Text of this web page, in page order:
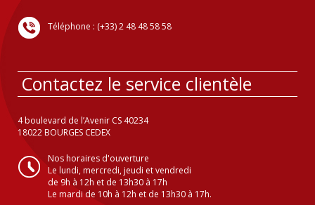
Téléphone : (+33) 2 48 48 58 58
Contactez le service clientèle
4 boulevard de l’Avenir CS 40234
18022 BOURGES CEDEX
Nos horaires d'ouverture
Le lundi, mercredi, jeudi et vendredi
de 9h à 12h et de 13h30 à 17h
Le mardi de 10h à 12h et de 13h30 à 17h.